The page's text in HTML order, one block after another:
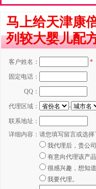
马上给天津康
列较大婴儿配
客户姓名： *
固定电话：
QQ：
代理区域： -
联系地址：
详细内容： 请您填写留言或选择
我代理后，贵公
有意向代理该产
很感兴趣，想知
我要代理。